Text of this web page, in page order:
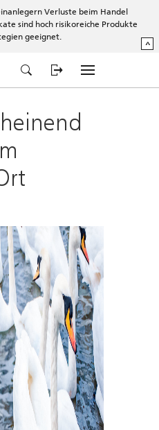
Verluste beim Handel
sind hoch risikoreiche Produkte
geeignet.
^